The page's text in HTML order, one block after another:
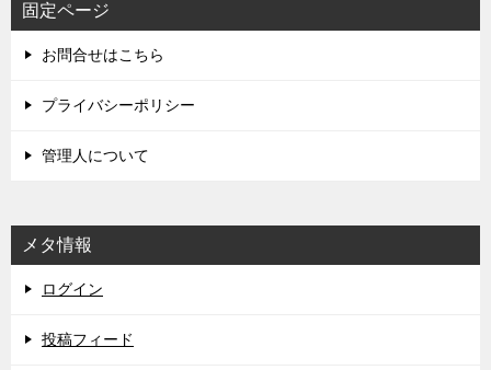
固定ページ
お問合せはこちら
プライバシーポリシー
管理人について
メタ情報
ログイン
投稿フィード